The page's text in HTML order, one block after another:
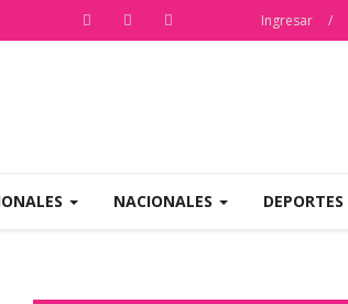
Ingresar /
NACIONALES DEPORTES